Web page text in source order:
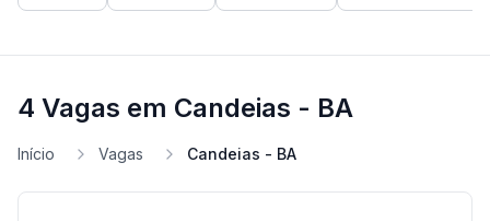
4 Vagas em Candeias - BA
Início Vagas Candeias - BA